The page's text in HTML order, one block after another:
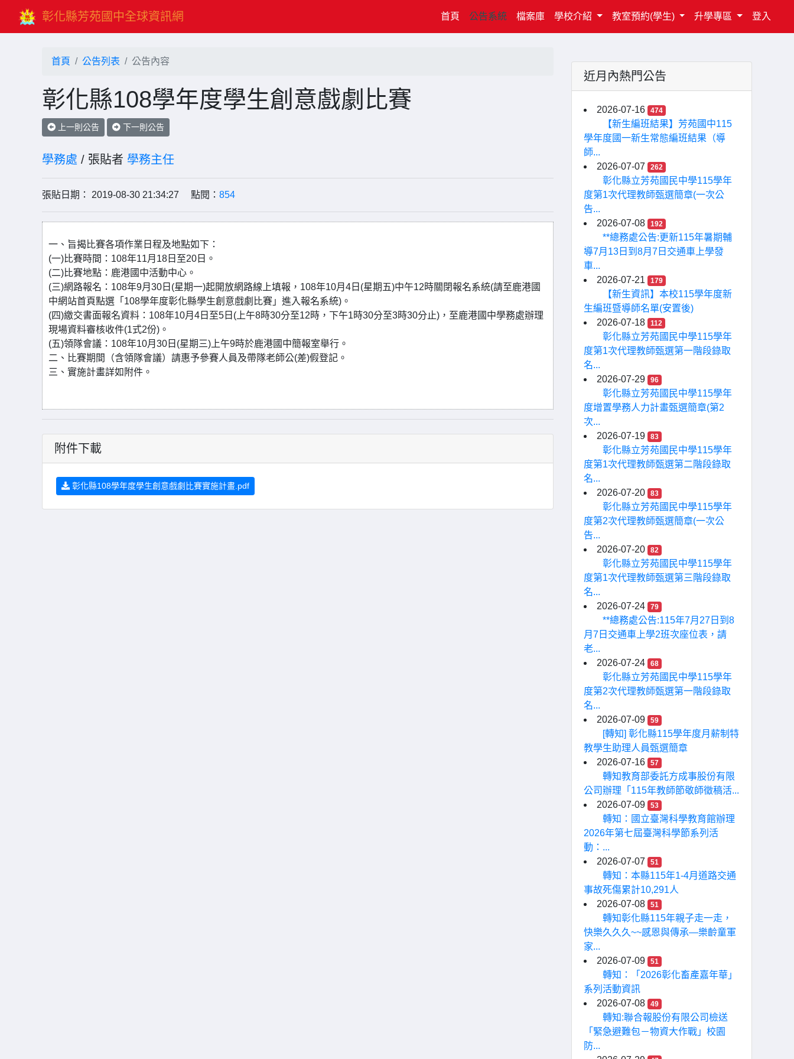
彰化縣芳苑國中全球資訊網 首頁(current)
公告系統 檔案庫 學校介紹 教室預約(學生) 升學專區 登入
首頁 公告列表 公告內容
彰化縣108學年度學生創意戲劇比賽
上一則公告 下一則公告
學務處 / 張貼者 學務主任
張貼日期： 2019-08-30 21:34:27 點閱： 854
一、旨揭比賽各項作業日程及地點如下：
(一)比賽時間：108年11月18日至20日。
(二)比賽地點：鹿港國中活動中心。
(三)網路報名：108年9月30日(星期一)起開放網路線上填報，108年10月4日(星期五)中午12時關閉報名系統(請至鹿港國
中網站首頁點選「108學年度彰化縣學生創意戲劇比賽」進入報名系統)。
(四)繳交書面報名資料：108年10月4日至5日(上午8時30分至12時，下午1時30分至3時30分止)，至鹿港國中學務處辦理
現場資料審核收件(1式2份)。
(五)領隊會議：108年10月30日(星期三)上午9時於鹿港國中簡報室舉行。
二、比賽期間（含領隊會議）請惠予參賽人員及帶隊老師公(差)假登記。
三、實施計畫詳如附件。
附件下載
彰化縣108學年度學生創意戲劇比賽實施計畫.pdf
近月內熱門公告
2026-07-16 474
【新生編班結果】芳苑國中115
學年度國一新生常態編班結果（導
師...
2026-07-07
262
彰化縣立芳苑國民中學115學年
度第1次代理教師甄選簡章(一次公
告...
2026-07-08
192
**總務處公告:更新115年暑期輔
導7月13日到8月7日交通車上學發
車...
2026-07-21
179
【新生資訊】本校115學年度新
生編班暨導師名單(安置後)
2026-07-18
112
彰化縣立芳苑國民中學115學年
度第1次代理教師甄選第一階段錄取
名...
2026-07-29
96
彰化縣立芳苑國民中學115學年
度增置學務人力計畫甄選簡章(第2
次...
2026-07-19
83
彰化縣立芳苑國民中學115學年
度第1次代理教師甄選第二階段錄取
名...
2026-07-20
83
彰化縣立芳苑國民中學115學年
度第2次代理教師甄選簡章(一次公
告...
2026-07-20
82
彰化縣立芳苑國民中學115學年
度第1次代理教師甄選第三階段錄取
名...
2026-07-24
79
**總務處公告:115年7月27日到8
月7日交通車上學2班次座位表，請
老...
2026-07-24
68
彰化縣立芳苑國民中學115學年
度第2次代理教師甄選第一階段錄取
名...
2026-07-09
59
[轉知] 彰化縣115學年度月薪制特
教學生助理人員甄選簡章
2026-07-16
57
轉知教育部委託方成事股份有限
公司辦理「115年教師節敬師徵稿活...
2026-07-09
53
轉知：國立臺灣科學教育館辦理
2026年第七屆臺灣科學節系列活
動：...
2026-07-07
51
轉知：本縣115年1-4月道路交通
事故死傷累計10,291人
2026-07-08
51
轉知彰化縣115年親子走一走，
快樂久久久~~感恩與傳承—樂齡童軍
家...
2026-07-09
51
轉知：「2026彰化畜產嘉年華」
系列活動資訊
2026-07-08
49
轉知:聯合報股份有限公司檢送
「緊急避難包－物資大作戰」校園
防...